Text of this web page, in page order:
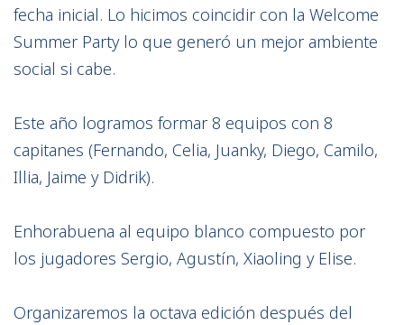
fecha inicial. Lo hicimos coincidir con la Welcome
Summer Party lo que generó un mejor ambiente
social si cabe.
Este año logramos formar 8 equipos con 8
capitanes (Fernando, Celia, Juanky, Diego, Camilo,
Illia, Jaime y Didrik).
Enhorabuena al equipo blanco compuesto por
los jugadores Sergio, Agustín, Xiaoling y Elise.
Organizaremos la octava edición después del